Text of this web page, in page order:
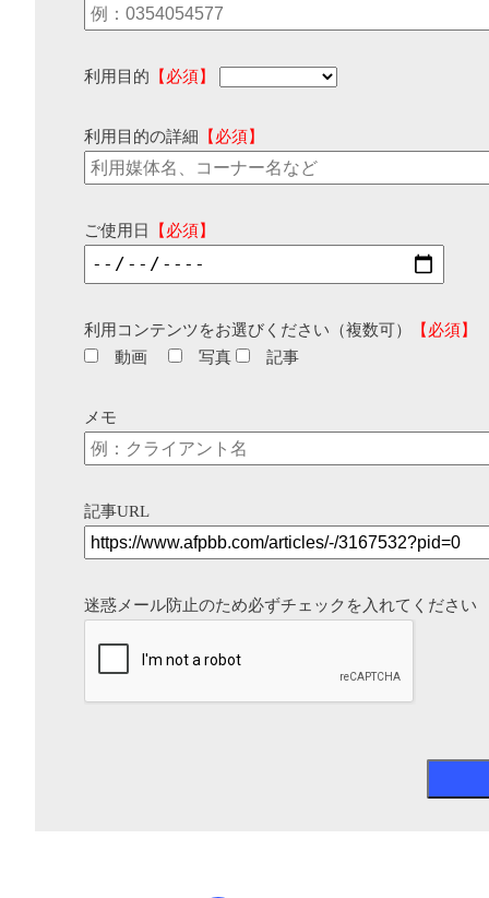
利用目的 【必須】
利用目的の詳細 【必須】
ご使用日 【必須】
利用コンテンツをお選びください（複数可）
【必須】
動画
写真 記事
メモ
記事URL
迷惑メール防止のため必ずチェックを入れてください